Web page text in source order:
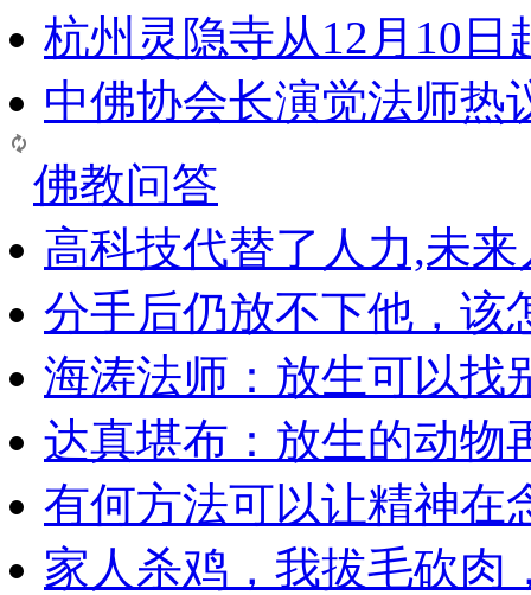
杭州灵隐寺从12月10日
中佛协会长演觉法师热
佛教问答
高科技代替了人力,未
分手后仍放不下他，该
海涛法师：放生可以找
达真堪布：放生的动物
有何方法可以让精神在
家人杀鸡，我拔毛砍肉